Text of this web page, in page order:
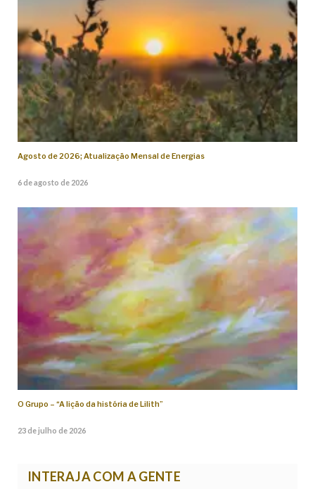
Agosto de 2026; Atualização Mensal de Energias
6 de agosto de 2026
O Grupo – “A lição da história de Lilith”
23 de julho de 2026
INTERAJA COM A GENTE